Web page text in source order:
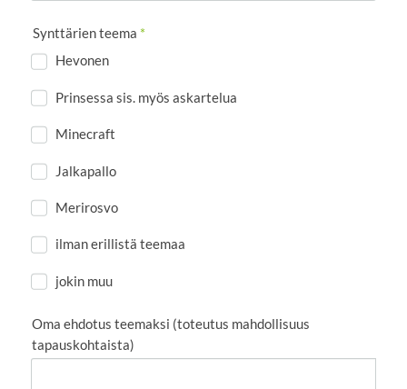
Synttärien teema *
Hevonen
Prinsessa sis. myös askartelua
Minecraft
Jalkapallo
Merirosvo
ilman erillistä teemaa
jokin muu
Oma ehdotus teemaksi (toteutus mahdollisuus
tapauskohtaista)